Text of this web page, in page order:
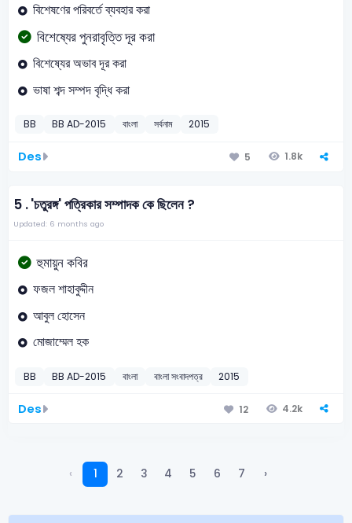
বিশেষণের পরিবর্তে ব্যবহার করা
বিশেষ্যের পুনরাবৃত্তি দূর করা
বিশেষ্যের অভাব দূর করা
ভাষা শব্দ সম্পদ বৃদ্ধি করা
BB BB AD-2015 বাংলা সর্বনাম 2015
Des 5 1.8k
5 .'চতুরঙ্গ' পত্রিকার সম্পাদক কে ছিলেন ?
Updated: 6 months ago
হুমায়ুন কবির
ফজল শাহাবুদ্দীন
আবুল হোসেন
মোজাম্মেল হক
BB BB AD-2015 বাংলা বাংলা সংবাদপত্র 2015
Des 12 4.2k
‹ 1 2 3 4 5 6 7 ›